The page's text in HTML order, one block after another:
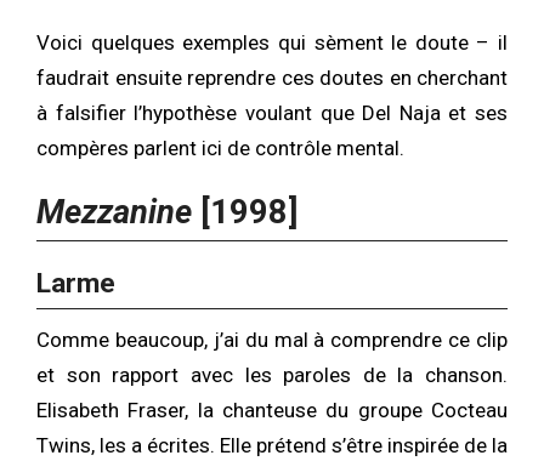
Voici quelques exemples qui sèment le doute – il
faudrait ensuite reprendre ces doutes en cherchant
à falsifier l’hypothèse voulant que Del Naja et ses
compères parlent ici de contrôle mental.
Mezzanine [1998]
Larme
Comme beaucoup, j’ai du mal à comprendre ce clip
et son rapport avec les paroles de la chanson.
Elisabeth Fraser, la chanteuse du groupe Cocteau
Twins, les a écrites. Elle prétend s’être inspirée de la